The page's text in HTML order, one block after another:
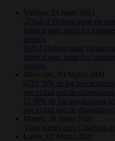
Viernes, 23 Junio 2023
Vall d’Hebron pone en
integral para tratar los
adultos
Miércoles, 03 Marzo 2021
El 30% de los preescolares
por el mal uso de
Martes, 30 Junio 2020
Visto bueno para Cosentyx
Lunes, 02 Marzo 2020